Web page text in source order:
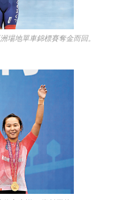
場地單車錦標賽奪金而回。